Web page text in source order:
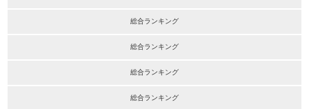
総合ランキング
総合ランキング
総合ランキング
総合ランキング